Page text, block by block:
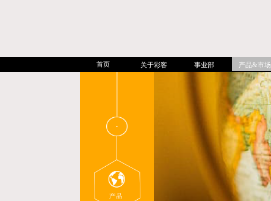
首页 关于彩客 事业部 产品&市场